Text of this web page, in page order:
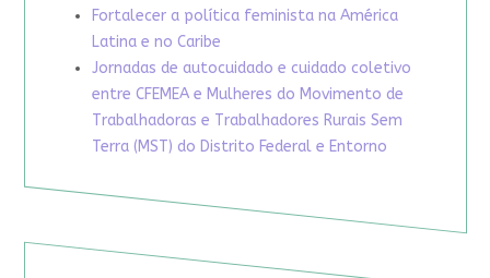
Fortalecer a política feminista na América
Latina e no Caribe
Jornadas de autocuidado e cuidado coletivo
entre CFEMEA e Mulheres do Movimento de
Trabalhadoras e Trabalhadores Rurais Sem
Terra (MST) do Distrito Federal e Entorno